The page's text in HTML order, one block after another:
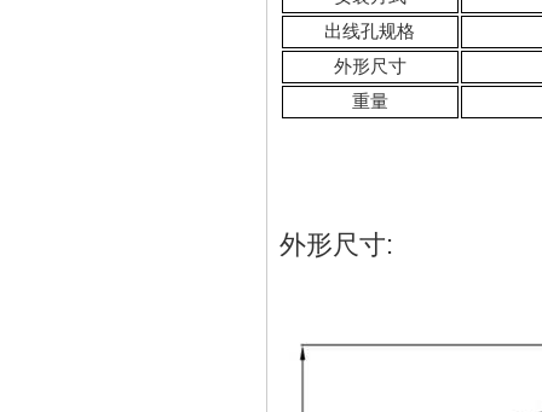
出线孔规格
外形尺寸
重量
外形尺寸: